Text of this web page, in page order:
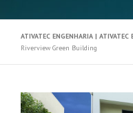
ATIVATEC ENGENHARIA | ATIVATEC
Riverview Green Building